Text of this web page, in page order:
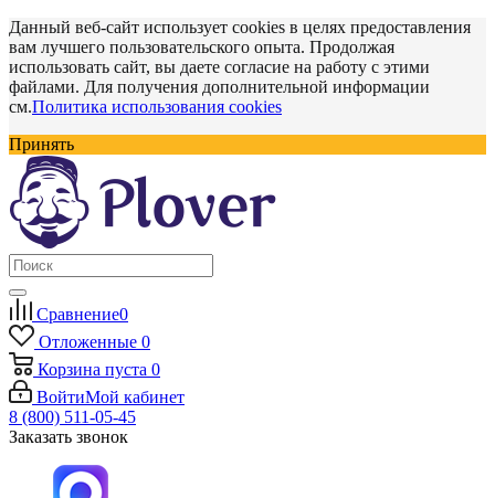
Данный веб-сайт использует cookies в целях предоставления
вам лучшего пользовательского опыта. Продолжая
использовать сайт, вы даете согласие на работу с этими
файлами. Для получения дополнительной информации
см.Политика использования cookies
Принять
Сравнение0
Отложенные 0
Корзина пуста 0
ВойтиМой кабинет
8 (800) 511-05-45
Заказать звонок